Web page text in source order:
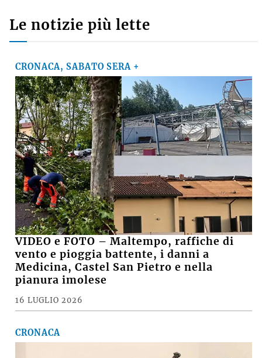
Le notizie più lette
CRONACA, SABATO SERA +
VIDEO e FOTO – Maltempo, raffiche di
vento e pioggia battente, i danni a
Medicina, Castel San Pietro e nella
pianura imolese
16 LUGLIO 2026
CRONACA